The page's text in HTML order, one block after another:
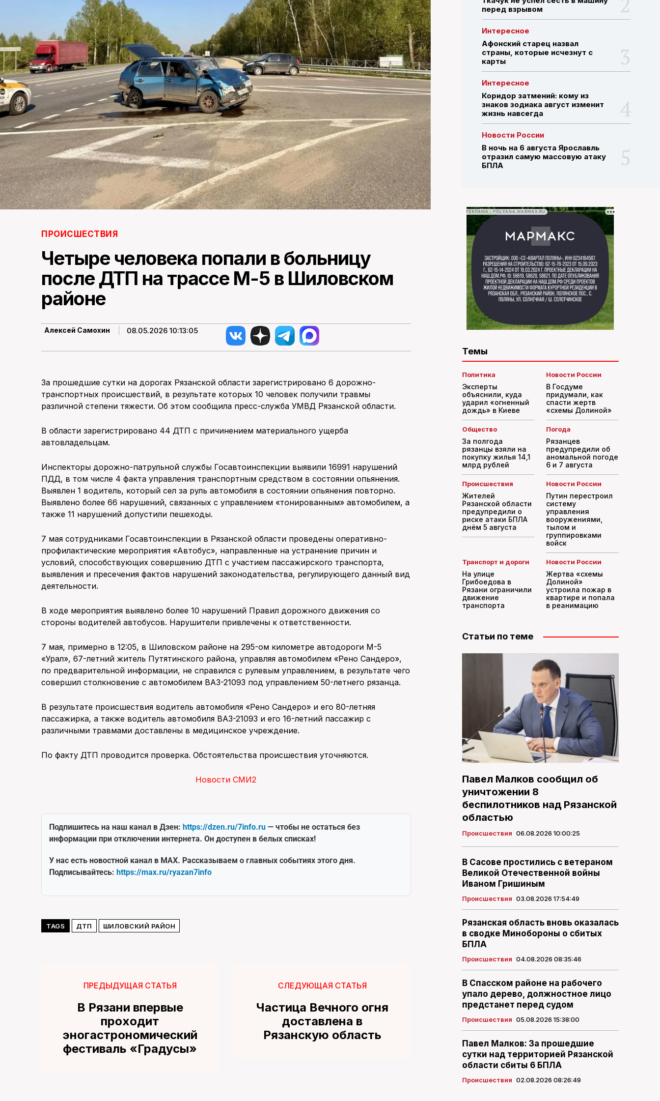
ПОИСК ПО САЙТУ
ПРОИСШЕСТВИЯ
Четыре человека попали в больницу
после ДТП на трассе М-5 в Шиловском
районе
Алексей Самохин 08.05.2026 10:13:05
За прошедшие сутки на дорогах Рязанской области зарегистрировано 6 дорожно-
транспортных происшествий, в результате которых 10 человек получили травмы
различной степени тяжести. Об этом сообщила пресс-служба УМВД Рязанской области.
В области зарегистрировано 44 ДТП с причинением материального ущерба
автовладельцам.
Инспекторы дорожно-патрульной службы Госавтоинспекции выявили 16991 нарушений
ПДД, в том числе 4 факта управления транспортным средством в состоянии опьянения.
Выявлен 1 водитель, который сел за руль автомобиля в состоянии опьянения повторно.
Выявлено более 66 нарушений, связанных с управлением «тонированным» автомобилем, а
также 11 нарушений допустили пешеходы.
7 мая сотрудниками Госавтоинспекции в Рязанской области проведены оперативно-
профилактические мероприятия «Автобус», направленные на устранение причин и
условий, способствующих совершению ДТП с участием пассажирского транспорта,
выявления и пресечения фактов нарушений законодательства, регулирующего данный вид
деятельности.
В ходе мероприятия выявлено более 10 нарушений Правил дорожного движения со
стороны водителей автобусов. Нарушители привлечены к ответственности.
7 мая, примерно в 12:05, в Шиловском районе на 295-ом километре автодороги М-5
«Урал», 67-летний житель Путятинского района, управляя автомобилем «Рено Сандеро»,
по предварительной информации, не справился с рулевым управлением, в результате чего
совершил столкновение с автомобилем ВАЗ-21093 под управлением 50-летнего рязанца.
В результате происшествия водитель автомобиля «Рено Сандеро» и его 80-летняя
пассажирка, а также водитель автомобиля ВАЗ-21093 и его 16-летний пассажир с
различными травмами доставлены в медицинское учреждение.
По факту ДТП проводится проверка. Обстоятельства происшествия уточняются.
Новости СМИ2
Подпишитесь на наш канал в Дзен: https://dzen.ru/7info.ru — чтобы не остаться без
информации при отключении интернета. Он доступен в белых списках!
У нас есть новостной канал в MAX. Рассказываем о главных событиях этого дня.
Подписывайтесь: https://max.ru/ryazan7info
TAGS ДТП ШИЛОВСКИЙ РАЙОН
ПРЕДЫДУЩАЯ СТАТЬЯ
В Рязани впервые
проходит
эногастрономический
фестиваль «Градусы»
СЛЕДУЮЩАЯ СТАТЬЯ
Частица Вечного огня
доставлена в
Рязанскую область
перед взрывом
Интересное
Афонский старец назвал
страны, которые исчезнут с
карты
Интересное
Коридор затмений: кому из
знаков зодиака август изменит
жизнь навсегда
Новости России
В ночь на 6 августа Ярославль
отразил самую массовую атаку
БПЛА
РЕКЛАМА • POLYANA.MARMAX.RU
Темы
Политика
Эксперты
объяснили, куда
ударил «огненный
дождь» в Киеве
Новости России
В Госдуме
придумали, как
спасти жертв
«схемы Долиной»
Общество
За полгода
рязанцы взяли на
покупку жилья 14,1
млрд рублей
Погода
Рязанцев
предупредили об
аномальной погоде
6 и 7 августа
Происшествия
Жителей
Рязанской области
предупредили о
риске атаки БПЛА
днём 5 августа
Новости России
Путин перестроил
систему
управления
вооружениями,
тылом и
группировками
войск
Транспорт и дороги
На улице
Грибоедова в
Рязани ограничили
движение
транспорта
Новости России
Жертва «схемы
Долиной»
устроила пожар в
квартире и попала
в реанимацию
Статьи по теме
Павел Малков сообщил об
уничтожении 8
беспилотников над Рязанской
областью
Происшествия 06.08.2026 10:00:25
В Сасове простились с ветераном
Великой Отечественной войны
Иваном Гришиным
Происшествия 03.08.2026 17:54:49
Рязанская область вновь оказалась
в сводке Минобороны о сбитых
БПЛА
Происшествия 04.08.2026 08:35:46
В Спасском районе на рабочего
упало дерево, должностное лицо
предстанет перед судом
Происшествия 05.08.2026 15:38:00
Павел Малков: За прошедшие
сутки над территорией Рязанской
области сбиты 6 БПЛА
Происшествия 02.08.2026 08:26:49